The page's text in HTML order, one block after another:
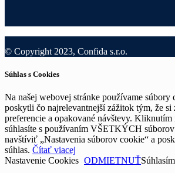
© Copyright 2023, Confida s.r.o.
Súhlas s Cookies
Na našej webovej stránke používame súbory
poskytli čo najrelevantnejší zážitok tým, že si
preferencie a opakované návštevy.
súhlasíte s používaním VŠETKÝCH
navštíviť „Nastavenia súborov cookie“ a
súhlas. Čítať viacej
Nastavenie Cookies ODMIETNUŤ